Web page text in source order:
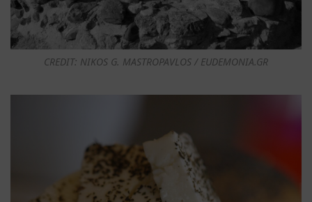
CREDIT: NIKOS G. MASTROPAVLOS / EUDEMONIA.GR